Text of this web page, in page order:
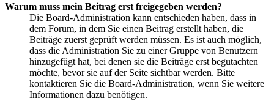
Warum muss mein Beitrag erst freigegeben werden?
Die Board-Administration kann entschieden haben, dass in
dem Forum, in dem Sie einen Beitrag erstellt haben, die
Beiträge zuerst geprüft werden müssen. Es ist auch möglich,
dass die Administration Sie zu einer Gruppe von Benutzern
hinzugefügt hat, bei denen sie die Beiträge erst begutachten
möchte, bevor sie auf der Seite sichtbar werden. Bitte
kontaktieren Sie die Board-Administration, wenn Sie weitere
Informationen dazu benötigen.